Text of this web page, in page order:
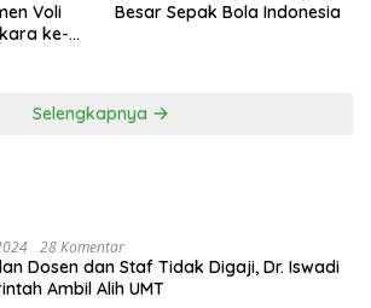
Voli
ke-
Besar Sepak Bola Indonesia
Selengkapnya
28 Komentar
Dosen dan Staf Tidak Digaji, Dr. Iswadi
Ambil Alih UMT